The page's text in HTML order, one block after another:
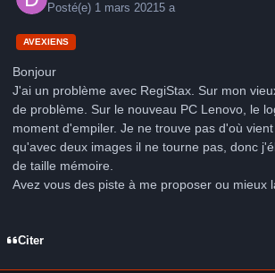
Posté(e) 1 mars 20215 a
AVEXIENS
Bonjour
J'ai un problème avec RegiStax. Sur mon
de problème. Sur le nouveau PC Lenovo, le
moment d'empiler. Je ne trouve pas d'où
qu'avec deux images il ne tourne pas, donc
de taille mémoire.
Avez vous des piste à me proposer ou mieux
Citer